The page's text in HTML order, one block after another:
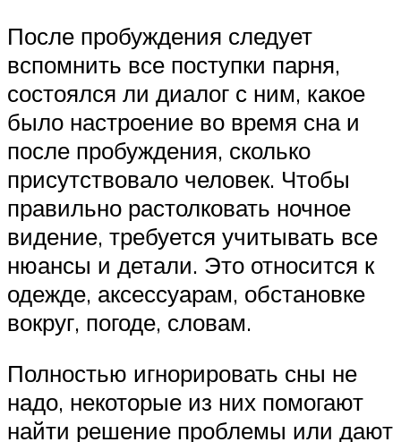
После пробуждения следует
вспомнить все поступки парня,
состоялся ли диалог с ним, какое
было настроение во время сна и
после пробуждения, сколько
присутствовало человек. Чтобы
правильно растолковать ночное
видение, требуется учитывать все
нюансы и детали. Это относится к
одежде, аксессуарам, обстановке
вокруг, погоде, словам.
Полностью игнорировать сны не
надо, некоторые из них помогают
найти решение проблемы или дают